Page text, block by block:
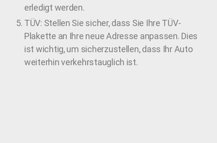
erledigt werden.
TÜV: Stellen Sie sicher, dass Sie Ihre TÜV-
Plakette an Ihre neue Adresse anpassen. Dies
ist wichtig, um sicherzustellen, dass Ihr Auto
weiterhin verkehrstauglich ist.